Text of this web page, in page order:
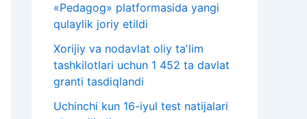
«Pedagog» platformasida yangi
qulaylik joriy etildi
Xorijiy va nodavlat oliy taʼlim
tashkilotlari uchun 1 452 ta davlat
granti tasdiqlandi
Uchinchi kun 16-iyul test natijalari